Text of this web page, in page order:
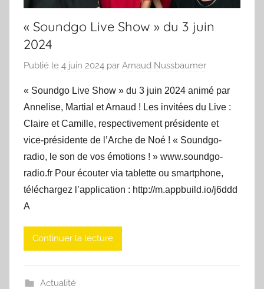
« Soundgo Live Show » du 3 juin
2024
Publié le 4 juin 2024 par Arnaud Nussbaumer
« Soundgo Live Show » du 3 juin 2024 animé par
Annelise, Martial et Arnaud ! Les invitées du Live :
Claire et Camille, respectivement présidente et
vice-présidente de l’Arche de Noé ! « Soundgo-
radio, le son de vos émotions ! » www.soundgo-
radio.fr Pour écouter via tablette ou smartphone,
téléchargez l’application : http://m.appbuild.io/j6ddd
A
Continuer la lecture
Actualité